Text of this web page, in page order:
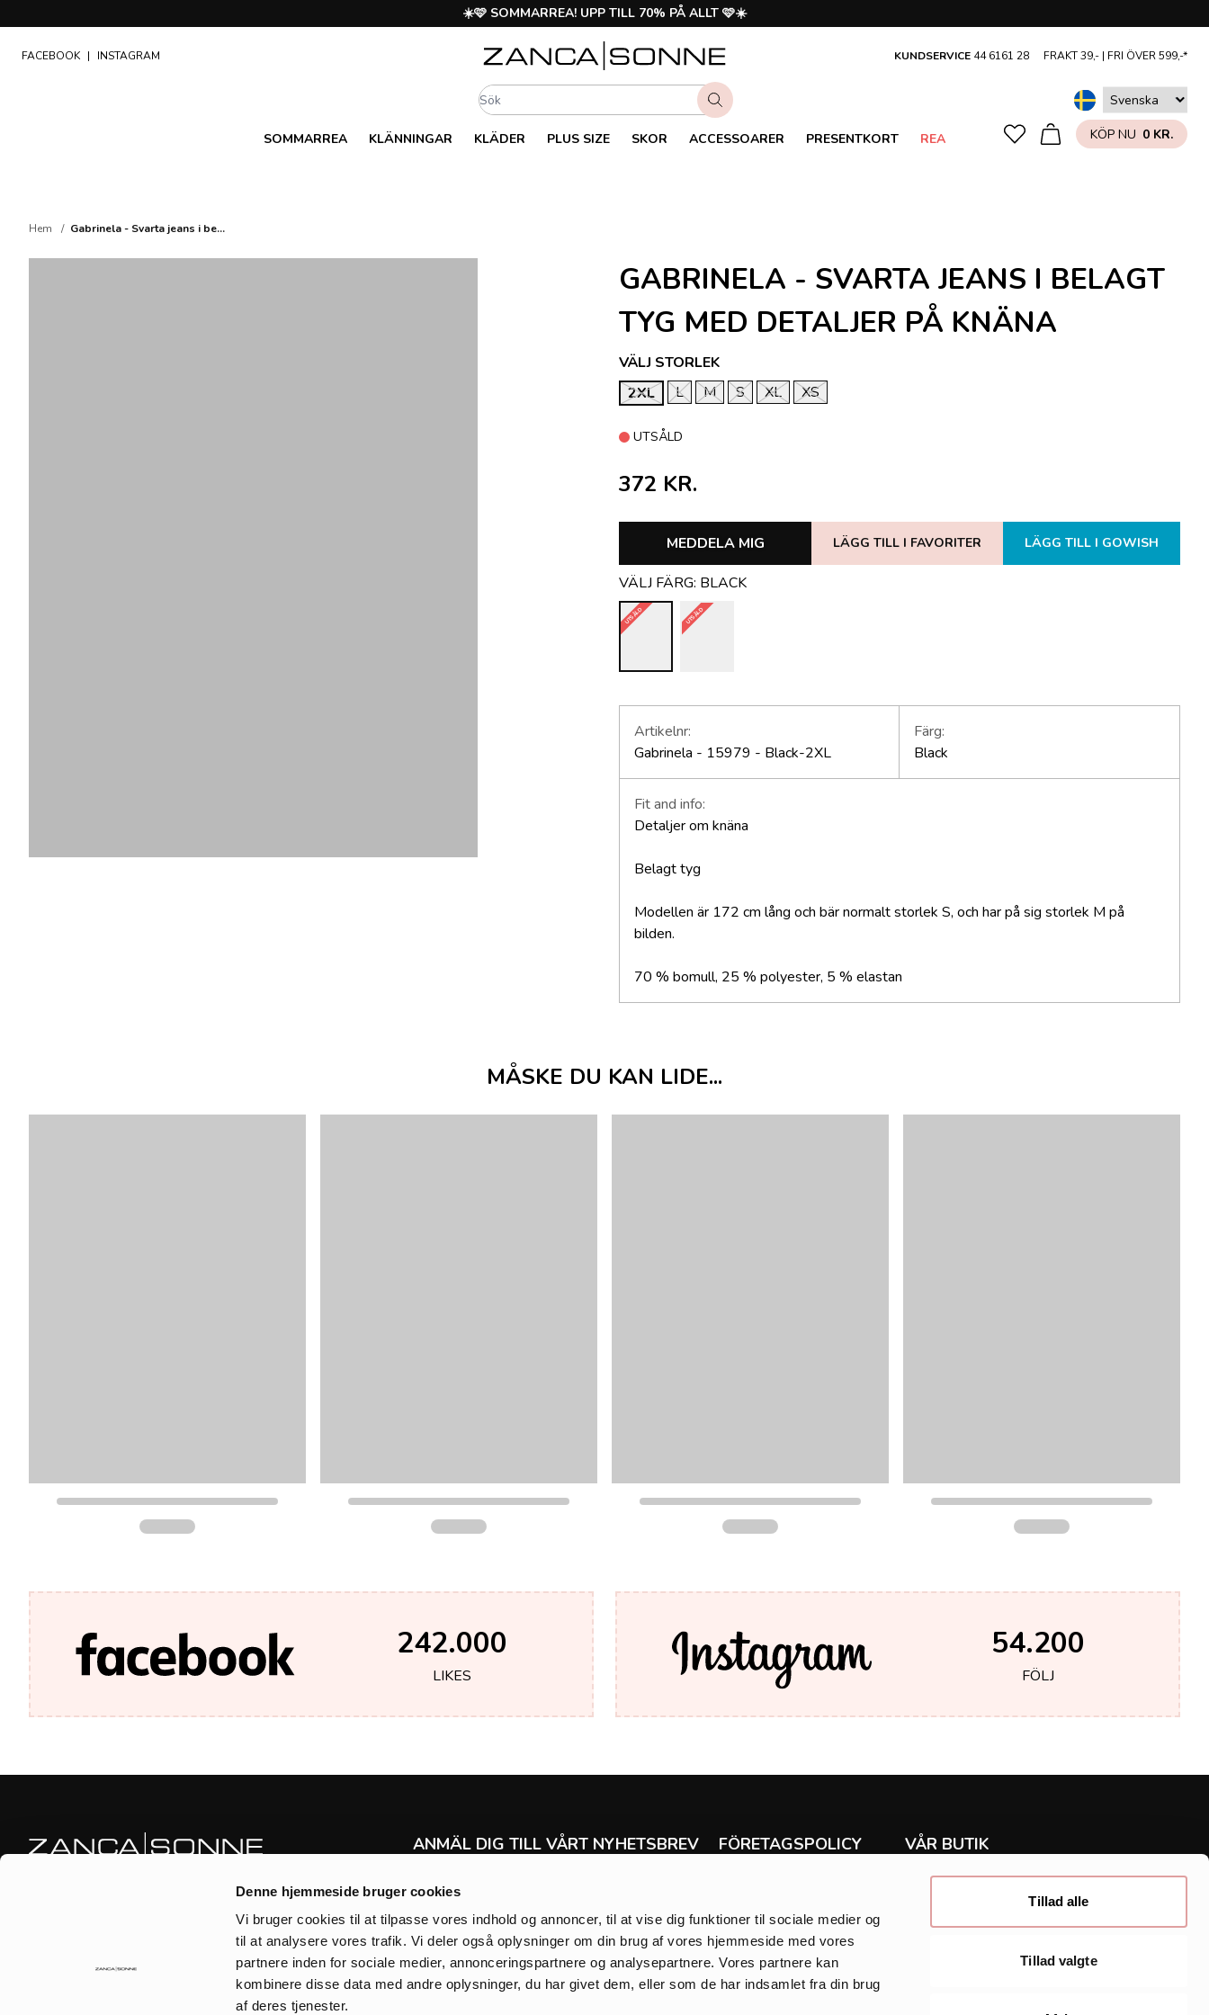
Denne hjemmeside bruger cookies
Vi bruger cookies til at tilpasse vores indhold og annoncer, til at vise dig funktioner til sociale medier og
til at analysere vores trafik. Vi deler også oplysninger om din brug af vores hjemmeside med vores
partnere inden for sociale medier, annonceringspartnere og analysepartnere. Vores partnere kan
kombinere disse data med andre oplysninger, du har givet dem, eller som de har indsamlet fra din brug
af deres tjenester.
Tillad alle
Tillad valgte
☀️🩷 SOMMARREA! UPP TILL 70% PÅ ALLT 🩷☀️
FACEBOOK | INSTAGRAM KUNDSERVICE 44 6161 28 FRAKT 39,- | FRI ÖVER 599,-*
SOMMARREA KLÄNNINGAR KLÄDER PLUS SIZE SKOR ACCESSOARER PRESENTKORT REA KÖP NU 0 KR.
Hem Gabrinela - Svarta jeans i be...
GABRINELA - SVARTA JEANS I BELAGT
TYG MED DETALJER PÅ KNÄNA
VÄLJ STORLEK
2XL
L M S XL XS
UTSÅLD
372 KR.
MEDDELA MIG LÄGG TILL I FAVORITER LÄGG TILL I GOWISH
VÄLJ FÄRG: BLACK
UTSÅLD UTSÅLD
Artikelnr:
Gabrinela - 15979 - Black-2XL
Färg:
Black
Fit and info:
Detaljer om knäna
Belagt tyg
Modellen är 172 cm lång och bär normalt storlek S, och har på sig storlek M på
bilden.
70 % bomull, 25 % polyester, 5 % elastan
MÅSKE DU KAN LIDE...
242.000
LIKES
54.200
FÖLJ
Zanca|Sonne är en helt fokuserad webbshop och fysisk butik.
Varje månad plockas artiklar för hand direkt från Paris, så att du
alltid kan hitta något helt unikt hos oss.
(+45) 44 6161 28
ANMÄL DIG TILL VÅRT NYHETSBREV
och försäljning till tävlingar, nya produkter och
mycket mycket mer.
FÖRETAGSPOLICY
Handelsvillkor
Integritetspolicy
Cookies
Om Zanca Sonne
VÅR BUTIK
Skjorta